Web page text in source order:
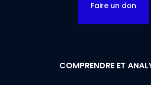
Faire un don
COMPRENDRE ET